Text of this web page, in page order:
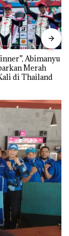
Abimanyu
Merah
di Thailand